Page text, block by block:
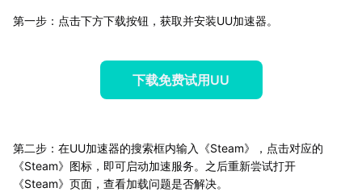
第一步：点击下方下载按钮，获取并安装UU加速器。
下载免费试用UU
第二步：在UU加速器的搜索框内输入《Steam》，点击对应的
《Steam》图标，即可启动加速服务。之后重新尝试打开
《Steam》页面，查看加载问题是否解决。